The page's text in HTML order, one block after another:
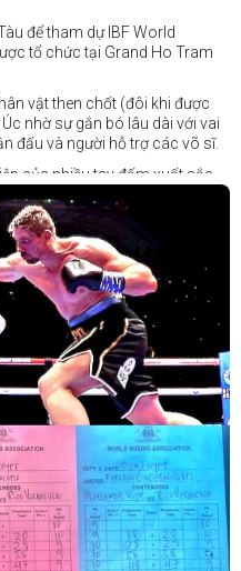
để tham dự IBF World
tổ chức tại Grand Ho Tram
vật then chốt (đôi khi được
nhờ sự gắn bó lâu dài với vai
đấu và người hỗ trợ các võ sĩ.
của nhiều tay đấm xuất sắc,